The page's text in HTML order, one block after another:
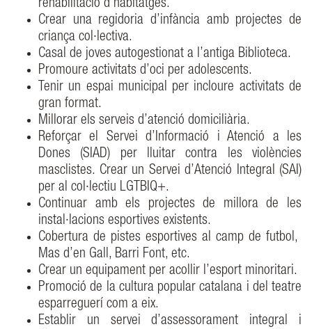
rehabilitació d’habitatges.
Crear una regidoria d’infància amb projectes de
criança col·lectiva.
Casal de joves autogestionat a l’antiga Biblioteca.
Promoure activitats d’oci per adolescents.
Tenir un espai municipal per incloure activitats de
gran format.
Millorar els serveis d’atenció domiciliària.
Reforçar el Servei d’Informació i Atenció a les
Dones (SIAD) per lluitar contra les violències
masclistes. Crear un Servei d’Atenció Integral (SAI)
per al col·lectiu LGTBIQ+.
Continuar amb els projectes de millora de les
instal·lacions esportives existents.
Cobertura de pistes esportives al camp de futbol,
Mas d’en Gall, Barri Font, etc.
Crear un equipament per acollir l’esport minoritari.
Promoció de la cultura popular catalana i del teatre
esparreguerí com a eix.
Establir un servei d’assessorament integral i